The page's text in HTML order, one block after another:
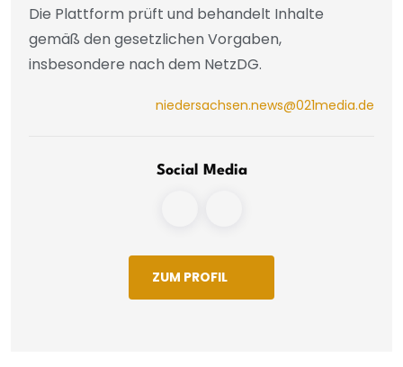
Die Plattform prüft und behandelt Inhalte
gemäß den gesetzlichen Vorgaben,
insbesondere nach dem NetzDG.
niedersachsen.news@021media.de
Social Media
ZUM PROFIL